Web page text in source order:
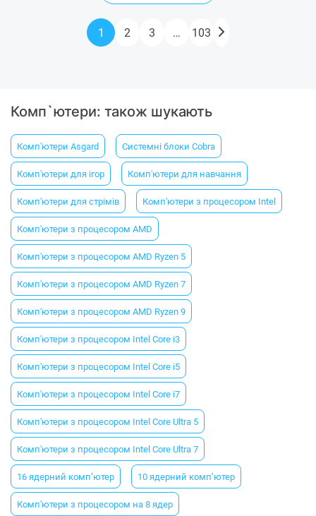
1 2 3 … 103
Комп`ютери: також шукають
Комп'ютери Asgard Системні блоки Cobra
Комп'ютери для ігор Комп'ютери для навчання
Комп'ютери для стрімів Комп'ютери з процесором Intel
Комп'ютери з процесором AMD
Комп'ютери з процесором AMD Ryzen 5
Комп'ютери з процесором AMD Ryzen 7
Комп'ютери з процесором AMD Ryzen 9
Комп'ютери з процесором Intel Core i3
Комп'ютери з процесором Intel Core i5
Комп'ютери з процесором Intel Core i7
Комп'ютери з процесором Intel Core Ultra 5
Комп'ютери з процесором Intel Core Ultra 7
16 ядерний комп’ютер 10 ядерний комп’ютер
Комп'ютери з процесором на 8 ядер